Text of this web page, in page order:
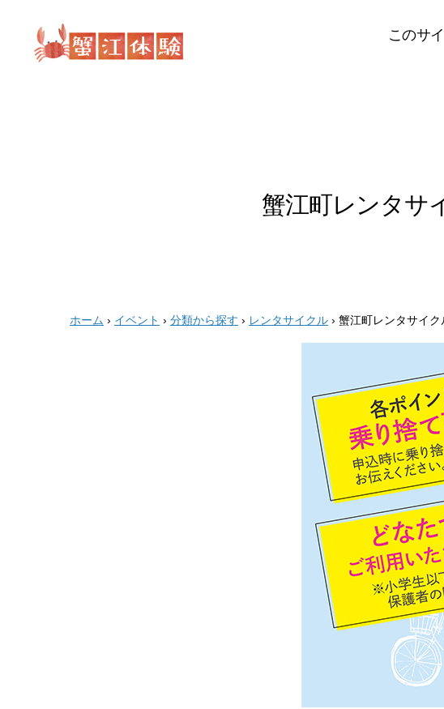
このサ
蟹江町レンタサ
ホーム › イベント › 分類から探す › レンタサイクル › 蟹江町レンタサイク